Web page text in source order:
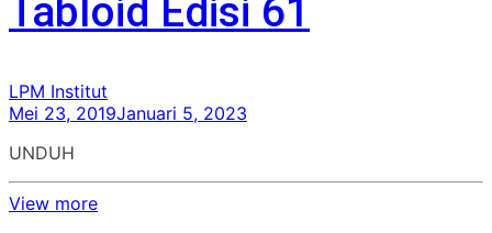
Tabloid Edisi 61
LPM Institut
Mei 23, 2019Januari 5, 2023
UNDUH
View more